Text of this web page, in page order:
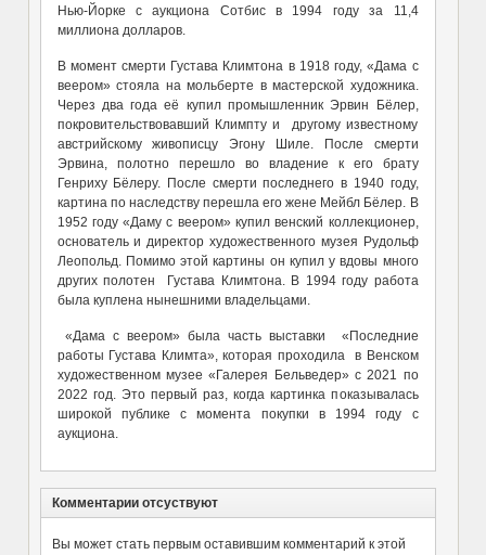
Нью-Йорке с аукциона Сотбис в 1994 году за 11,4
миллиона долларов.
В момент смерти Густава Климтона в 1918 году, «Дама с
веером» стояла на мольберте в мастерской художника.
Через два года её купил промышленник Эрвин Бёлер,
покровительствовавший Климпту и другому известному
австрийскому живописцу Эгону Шиле. После смерти
Эрвина, полотно перешло во владение к его брату
Генриху Бёлеру. После смерти последнего в 1940 году,
картина по наследству перешла его жене Мейбл Бёлер. В
1952 году «Даму с веером» купил венский коллекционер,
основатель и директор художественного музея Рудольф
Леопольд. Помимо этой картины он купил у вдовы много
других полотен Густава Климтона. В 1994 году работа
была куплена нынешними владельцами.
«Дама с веером» была часть выставки «Последние
работы Густава Климта», которая проходила в Венском
художественном музее «Галерея Бельведер» с 2021 по
2022 год. Это первый раз, когда картинка показывалась
широкой публике с момента покупки в 1994 году с
аукциона.
Комментарии отсуствуют
Вы может стать первым оставившим комментарий к этой